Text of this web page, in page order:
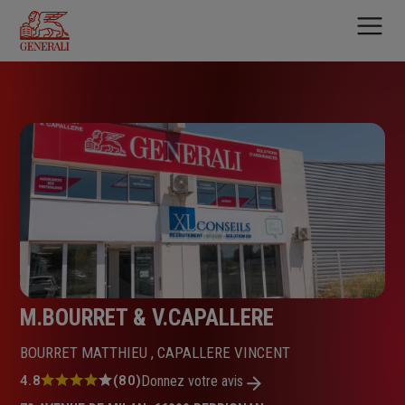
contenu
principal
M.BOURRET & V.CAPALLERE
BOURRET MATTHIEU , CAPALLERE VINCENT
Note
4.8 (80)Donnez votre avis